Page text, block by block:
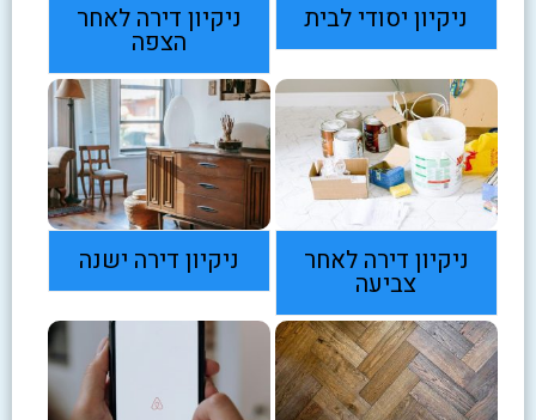
ניקיון יסודי לבית ניקיון דירה לאחר
הצפה
ניקיון דירה לאחר
צביעה
ניקיון דירה ישנה